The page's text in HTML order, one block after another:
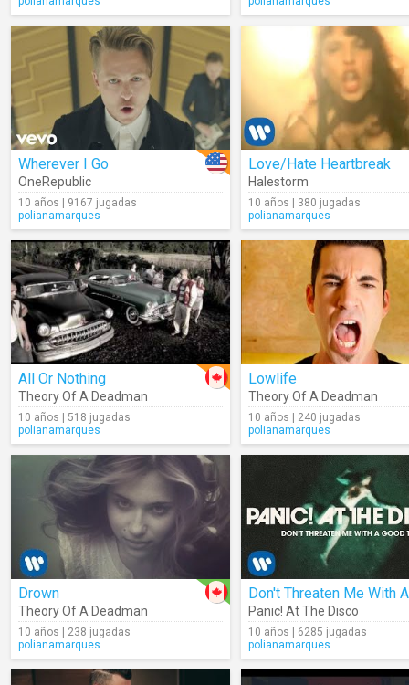
Wherever I Go
OneRepublic
10 años | 9167 jugadas
polianamarques
Love/Hate Heartbreak
Halestorm
10 años | 380 jugadas
polianamarques
All Or Nothing
Theory Of A Deadman
10 años | 518 jugadas
polianamarques
Lowlife
Theory Of A Deadman
10 años | 240 jugadas
polianamarques
Drown
Theory Of A Deadman
10 años | 238 jugadas
polianamarques
Panic! At The Disco
10 años | 6285 jugadas
polianamarques